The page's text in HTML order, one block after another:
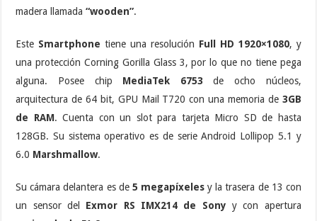
madera llamada“wooden”.
Este Smartphone tiene una resolución Full HD 1920×1080, y
una protección Corning Gorilla Glass 3, por lo que no tiene pega
alguna. Posee chip MediaTek 6753 de ocho núcleos,
arquitectura de 64 bit, GPU Mail T720 con una memoria de 3GB
de RAM. Cuenta con un slot para tarjeta Micro SD de hasta
128GB. Su sistema operativo es de serie Android Lollipop 5.1 y
6.0 Marshmallow.
Su cámara delantera es de 5 megapíxeles y la trasera de 13 con
un sensor del Exmor RS IMX214 de Sony y con apertura